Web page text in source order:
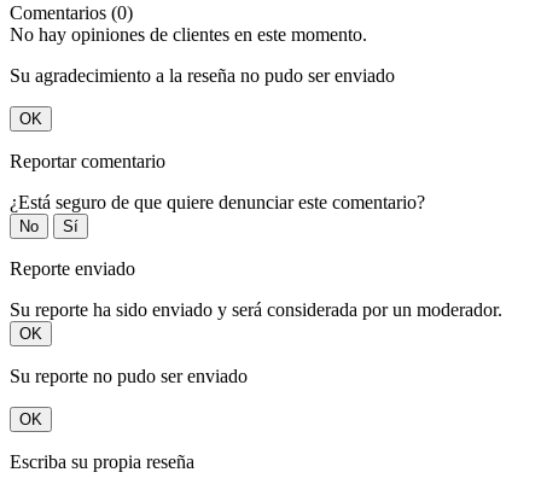
Comentarios (0)
No hay opiniones de clientes en este momento.
Su agradecimiento a la reseña no pudo ser enviado
OK
Reportar comentario
¿Está seguro de que quiere denunciar este comentario?
No Sí
Reporte enviado
Su reporte ha sido enviado y será considerada por un moderador.
OK
Su reporte no pudo ser enviado
OK
Escriba su propia reseña